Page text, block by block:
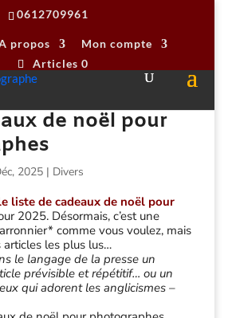
0612709961
propos
Mon compte
Articles 0
de noël pour
2025| Divers
liste de cadeaux de noël pour
2025. Désormais, c’est une
comme vous voulez, mais
articles les plus lus…
le langage de la presse un
prévisible et répétitif… ou un
qui adorent les anglicismes –